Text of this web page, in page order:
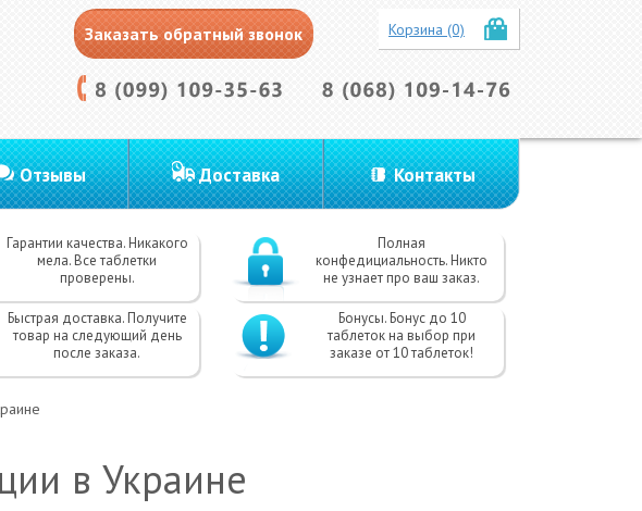
Заказать обратный звонок Корзина (0)
Отзывы Доставка Контакты
Гарантии качества. Никакого
мела. Все таблетки
проверены.
Полная
конфедициальность. Никто
не узнает про ваш заказ.
Быстрая доставка. Получите
товар на следующий день
после заказа.
Бонусы. Бонус до 10
таблеток на выбор при
заказе от 10 таблеток!
в Украине